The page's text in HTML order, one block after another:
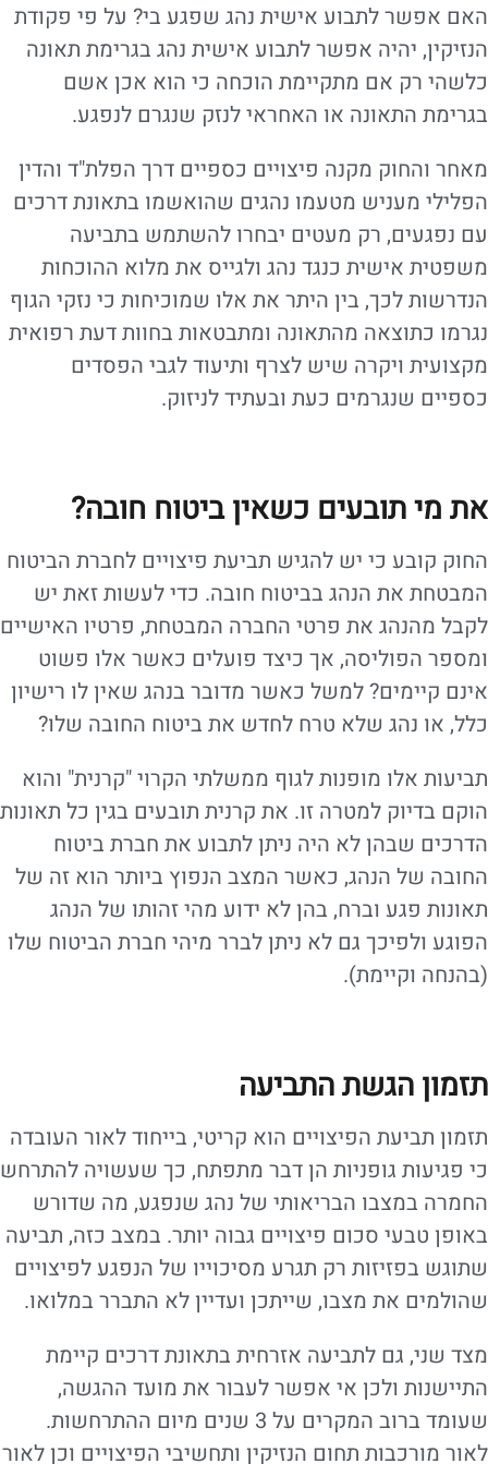
האם אפשר לתבוע אישית נהג שפגע בי? על פי פקודת
הנזיקין, יהיה אפשר לתבוע אישית נהג בגרימת תאונה
כלשהי רק אם מתקיימת הוכחה כי הוא אכן אשם
בגרימת התאונה או האחראי לנזק שנגרם לנפגע.
מאחר והחוק מקנה פיצויים כספיים דרך הפלת"ד והדין
הפלילי מעניש מטעמו נהגים שהואשמו בתאונת דרכים
עם נפגעים, רק מעטים יבחרו להשתמש בתביעה
משפטית אישית כנגד נהג ולגייס את מלוא ההוכחות
הנדרשות לכך, בין היתר את אלו שמוכיחות כי נזקי הגוף
נגרמו כתוצאה מהתאונה ומתבטאות בחוות דעת רפואית
מקצועית ויקרה שיש לצרף ותיעוד לגבי הפסדים
כספיים שנגרמים כעת ובעתיד לניזוק.
את מי תובעים כשאין ביטוח חובה?
החוק קובע כי יש להגיש תביעת פיצויים לחברת הביטוח
המבטחת את הנהג בביטוח חובה. כדי לעשות זאת יש
לקבל מהנהג את פרטי החברה המבטחת, פרטיו האישיים
ומספר הפוליסה, אך כיצד פועלים כאשר אלו פשוט
אינם קיימים? למשל כאשר מדובר בנהג שאין לו רישיון
כלל, או נהג שלא טרח לחדש את ביטוח החובה שלו?
תביעות אלו מופנות לגוף ממשלתי הקרוי "קרנית" והוא
הוקם בדיוק למטרה זו. את קרנית תובעים בגין כל תאונות
הדרכים שבהן לא היה ניתן לתבוע את חברת ביטוח
החובה של הנהג, כאשר המצב הנפוץ ביותר הוא זה של
תאונות פגע וברח, בהן לא ידוע מהי זהותו של הנהג
הפוגע ולפיכך גם לא ניתן לברר מיהי חברת הביטוח שלו
(בהנחה וקיימת).
תזמון הגשת התביעה
תזמון תביעת הפיצויים הוא קריטי, בייחוד לאור העובדה
כי פגיעות גופניות הן דבר מתפתח, כך שעשויה להתרחש
החמרה במצבו הבריאותי של נהג שנפגע, מה שדורש
באופן טבעי סכום פיצויים גבוה יותר. במצב כזה, תביעה
שתוגש בפזיזות רק תגרע מסיכוייו של הנפגע לפיצויים
שהולמים את מצבו, שייתכן ועדיין לא התברר במלואו.
מצד שני, גם לתביעה אזרחית בתאונת דרכים קיימת
התיישנות ולכן אי אפשר לעבור את מועד ההגשה,
שעומד ברוב המקרים על 3 שנים מיום ההתרחשות.
לאור מורכבות תחום הנזיקין ותחשיבי הפיצויים וכן לאור